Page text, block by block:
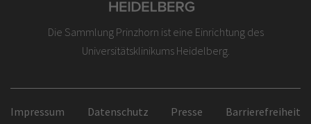
Die Sammlung Prinzhorn ist eine Einrichtung des
Universitätsklinikums Heidelberg.
Impressum Datenschutz Presse
Barrierefreiheit